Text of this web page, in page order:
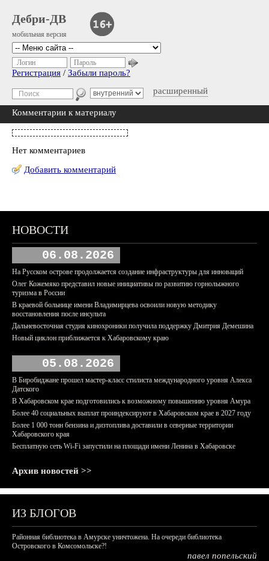
Дебри-ДВ
мобильная версия
расширенный
Логин Пароль
Регистрация / Забыли пароль?
Комментарии к материалу
Нет комментариев
Добавить комментарий
НОВОСТИ
06.08.2026
На Русском острове продолжается создание инфраструктуры для инноваций
Олег Кожемяко представил новые инициативы по развитию горнолыжного
туризма в России
В краевой больнице имени Владимирцева освоили новую методику
восстановления после инсульта
Дальневосточная студия кинохроники получила поддержку Дмитрия Демешина
Новый циклон приближается к Хабаровскому краю
05.08.2026
В Биробиджане прошел мастер-класс стилиста международного уровня Алекса
Датского
В Хабаровском крае подготовились к возможному повышению уровня Амура
Более 40 социальных выплат проиндексируют в Хабаровском крае в 2027 году
Более 1 000 тонн бензина и дизтоплива доставили в северные территории
Хабаровского края
Бесплатную сеть Wi-Fi запустили на площади имени Ленина в Хабаровске
Архив новостей >>
ИЗ БЛОГОВ
Районная библиотека в Амурске уничтожена. На очереди библиотека
Островского в Комсомольске?!
павел попельский